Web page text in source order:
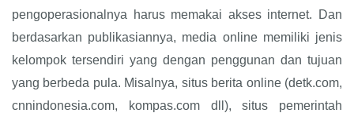
pengoperasionalnya harus memakai akses internet. Dan
berdasarkan publikasiannya, media online memiliki jenis
kelompok tersendiri yang dengan penggunan dan tujuan
yang berbeda pula. Misalnya, situs berita online (detk.com,
cnnindonesia.com, kompas.com dll), situs pemerintah